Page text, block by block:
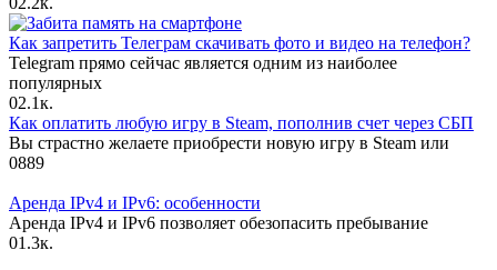
Как запретить Телеграм скачивать фото и видео на телефон?
Telegram прямо сейчас является одним из наиболее
популярных
02.1к.
Как оплатить любую игру в Steam, пополнив счет через СБП
Вы страстно желаете приобрести новую игру в Steam или
0889
Аренда IPv4 и IPv6: особенности
Аренда IPv4 и IPv6 позволяет обезопасить пребывание
01.3к.